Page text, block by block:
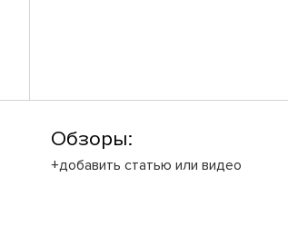
Обзоры:
+добавить статью или видео